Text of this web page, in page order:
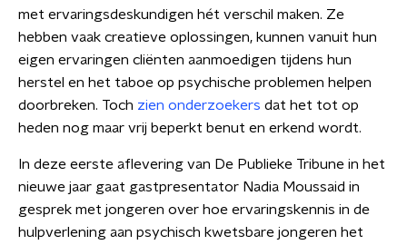
met ervaringsdeskundigen hét verschil maken. Ze
hebben vaak creatieve oplossingen, kunnen vanuit hun
eigen ervaringen cliënten aanmoedigen tijdens hun
herstel en het taboe op psychische problemen helpen
doorbreken. Toch zien onderzoekers dat het tot op
heden nog maar vrij beperkt benut en erkend wordt.
In deze eerste aflevering van De Publieke Tribune in het
nieuwe jaar gaat gastpresentator Nadia Moussaid in
gesprek met jongeren over hoe ervaringskennis in de
hulpverlening aan psychisch kwetsbare jongeren het